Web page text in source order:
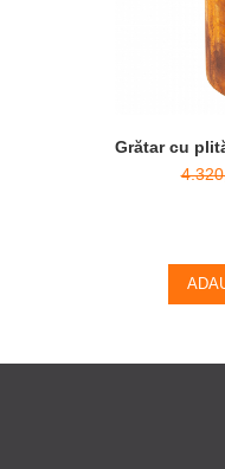
Grătar cu